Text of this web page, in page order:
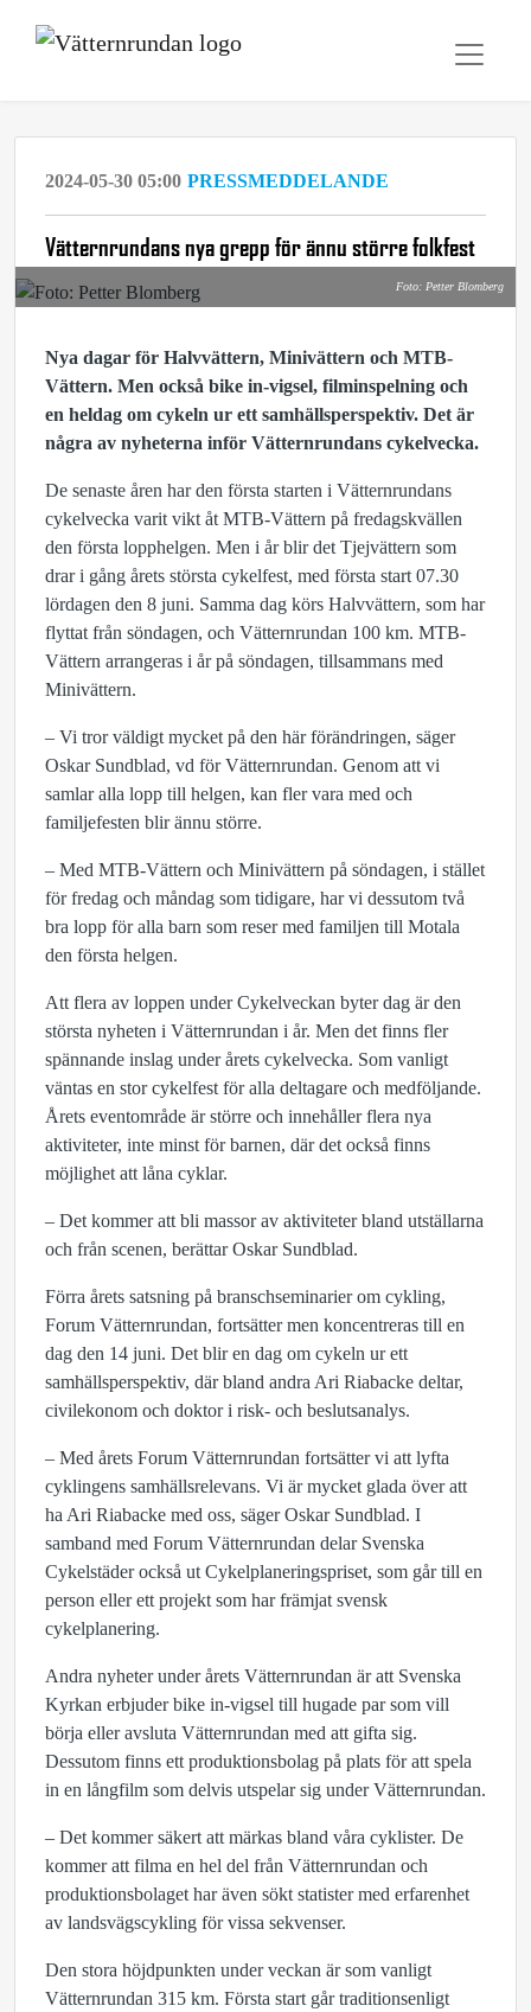
2024-05-30 05:00 PRESSMEDDELANDE
Vätternrundans nya grepp för ännu större folkfest
Foto: Petter Blomberg
Nya dagar för Halvvättern, Minivättern och MTB-
Vättern. Men också bike in-vigsel, filminspelning och
en heldag om cykeln ur ett samhällsperspektiv. Det är
några av nyheterna inför Vätternrundans cykelvecka.
De senaste åren har den första starten i Vätternrundans
cykelvecka varit vikt åt MTB-Vättern på fredagskvällen
den första lopphelgen. Men i år blir det Tjejvättern som
drar i gång årets största cykelfest, med första start 07.30
lördagen den 8 juni. Samma dag körs Halvvättern, som har
flyttat från söndagen, och Vätternrundan 100 km. MTB-
Vättern arrangeras i år på söndagen, tillsammans med
Minivättern.
– Vi tror väldigt mycket på den här förändringen, säger
Oskar Sundblad, vd för Vätternrundan. Genom att vi
samlar alla lopp till helgen, kan fler vara med och
familjefesten blir ännu större.
– Med MTB-Vättern och Minivättern på söndagen, i stället
för fredag och måndag som tidigare, har vi dessutom två
bra lopp för alla barn som reser med familjen till Motala
den första helgen.
Att flera av loppen under Cykelveckan byter dag är den
största nyheten i Vätternrundan i år. Men det finns fler
spännande inslag under årets cykelvecka. Som vanligt
väntas en stor cykelfest för alla deltagare och medföljande.
Årets eventområde är större och innehåller flera nya
aktiviteter, inte minst för barnen, där det också finns
möjlighet att låna cyklar.
– Det kommer att bli massor av aktiviteter bland utställarna
och från scenen, berättar Oskar Sundblad.
Förra årets satsning på branschseminarier om cykling,
Forum Vätternrundan, fortsätter men koncentreras till en
dag den 14 juni. Det blir en dag om cykeln ur ett
samhällsperspektiv, där bland andra Ari Riabacke deltar,
civilekonom och doktor i risk- och beslutsanalys.
– Med årets Forum Vätternrundan fortsätter vi att lyfta
cyklingens samhällsrelevans. Vi är mycket glada över att
ha Ari Riabacke med oss, säger Oskar Sundblad. I
samband med Forum Vätternrundan delar Svenska
Cykelstäder också ut Cykelplaneringspriset, som går till en
person eller ett projekt som har främjat svensk
cykelplanering.
Andra nyheter under årets Vätternrundan är att Svenska
Kyrkan erbjuder bike in-vigsel till hugade par som vill
börja eller avsluta Vätternrundan med att gifta sig.
Dessutom finns ett produktionsbolag på plats för att spela
in en långfilm som delvis utspelar sig under Vätternrundan.
– Det kommer säkert att märkas bland våra cyklister. De
kommer att filma en hel del från Vätternrundan och
produktionsbolaget har även sökt statister med erfarenhet
av landsvägscykling för vissa sekvenser.
Den stora höjdpunkten under veckan är som vanligt
Vätternrundan 315 km. Första start går traditionsenligt